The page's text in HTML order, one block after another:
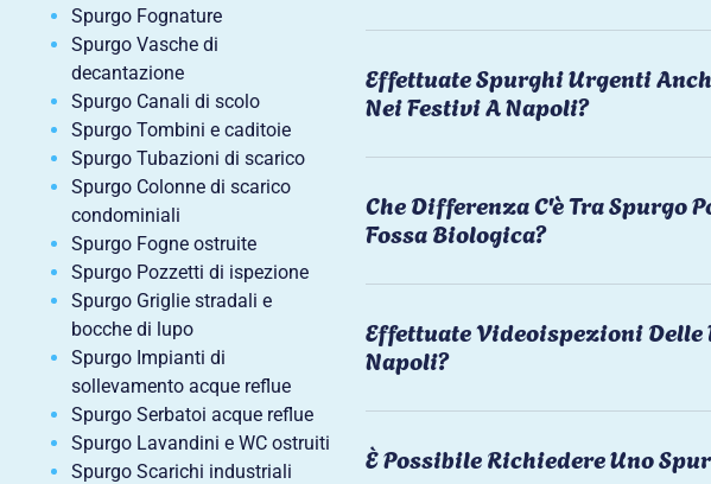
Spurgo Fognature
Spurgo Vasche di
decantazione
Spurgo Canali di scolo
Spurgo Tombini e caditoie
Spurgo Tubazioni di scarico
Spurgo Colonne di scarico
condominiali
Spurgo Fogne ostruite
Spurgo Pozzetti di ispezione
Spurgo Griglie stradali e
bocche di lupo
Spurgo Impianti di
sollevamento acque reflue
Spurgo Serbatoi acque reflue
Spurgo Lavandini e WC ostruiti
Spurgo Scarichi industriali
Effettuate Spurghi Urgenti
Nei Festivi A Napoli?
Che Differenza C'è Tra Spurgo
Fossa Biologica?
Effettuate Videoispezioni Delle
Napoli?
È Possibile Richiedere Uno